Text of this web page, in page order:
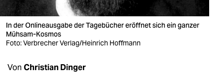
verlag
verlag
shop
In der Onlineausgabe der Tagebücher eröffnet sich ein ganzer
Mühsam-Kosmos
Foto: Verbrecher Verlag/Heinrich Hoffmann
Von Christian Dinger